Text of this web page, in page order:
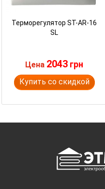
Терморегулятор ST-AR-16
SL
Цена 2043 грн
Купить со скидкой